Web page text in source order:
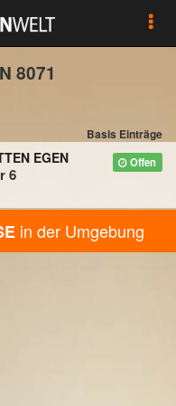
8071
Basis Einträge
Offen
EGEN
6
in der Umgebung